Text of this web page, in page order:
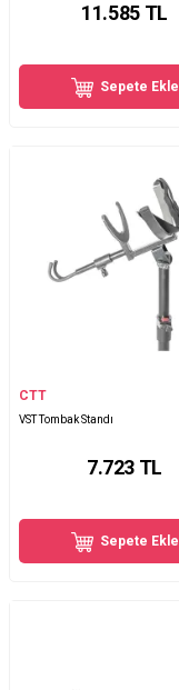
11.585TL
Sepete Ekle
CTT
VST Tombak Standı
7.723 TL
Sepete Ekle